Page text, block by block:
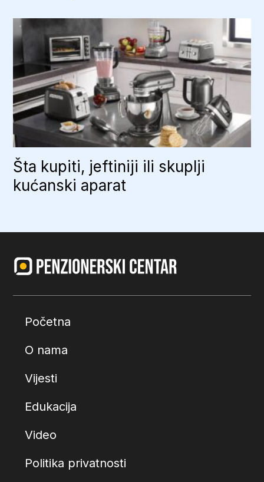
Šta kupiti, jeftiniji ili skuplji
kućanski aparat
Početna
O nama
Vijesti
Edukacija
Video
Politika privatnosti